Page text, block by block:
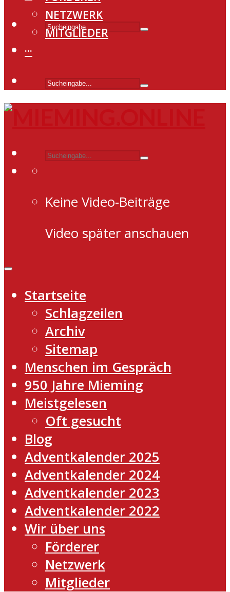
NETZWERK
MITGLIEDER
···
Keine Video-Beiträge
Video später anschauen
Startseite
Schlagzeilen
Archiv
Sitemap
Menschen im Gespräch
950 Jahre Mieming
Meistgelesen
Oft gesucht
Blog
Adventkalender 2025
Adventkalender 2024
Adventkalender 2023
Adventkalender 2022
Wir über uns
Förderer
Netzwerk
Mitglieder